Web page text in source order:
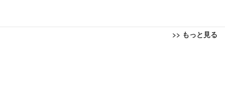
>> もっと見る
面昇降 強化ナイロン樹脂ベース 通気性メッシュ 在宅ワーク H-WY01